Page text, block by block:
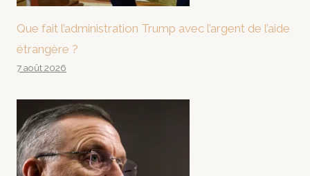
Que fait l’administration Trump avec l’argent de l’aide
étrangère ?
7 août 2026